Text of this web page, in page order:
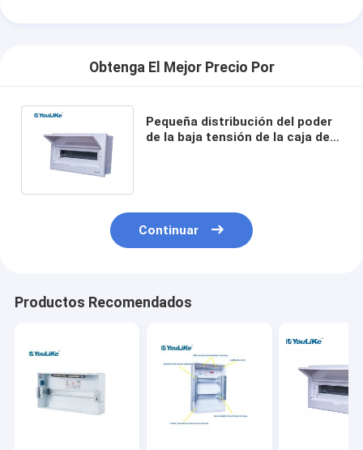
Obtenga El Mejor Precio Por
Pequeña distribución del poder
de la baja tensión de la caja de
Continuar
Productos Recomendados